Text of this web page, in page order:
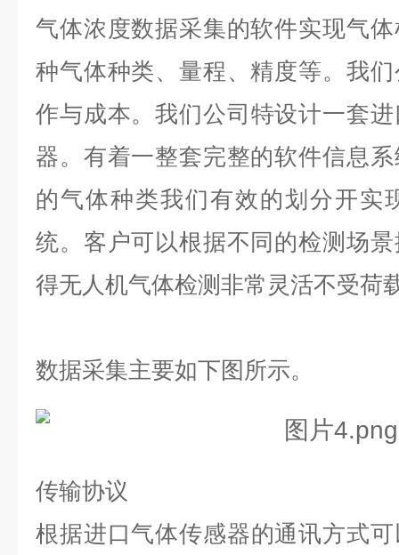
气体浓度数据采集的软件实现气
种气体种类、量程、精度等。我
作与成本。我们公司 特设计一套
器。有着一整套完整的软件信息
的气体种类我们有效的划分开实
统。客户可以根据不同的检测场
得无人机气体检测非常灵活不受荷
数据采集主要如下图所示。
传输协议
根据进口气体传感器的通讯方式